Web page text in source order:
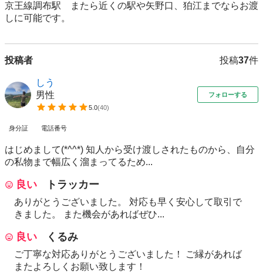
京王線調布駅　またら近くの駅や矢野口、狛江までならお渡
しに可能です。
投稿者 投稿37件
しう
男性
5.0(40)
フォローする
身分証 電話番号
はじめまして(*^^*) 知人から受け渡しされたものから、自分
の私物まで幅広く溜まってるため...
良い トラッカー
ありがとうございました。 対応も早く安心して取引で
きました。 また機会があればぜひ...
良い くるみ
ご丁寧な対応ありがとうございました！ ご縁があれば
またよろしくお願い致します！